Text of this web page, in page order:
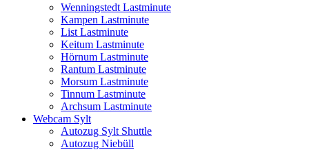
Wenningstedt Lastminute
Kampen Lastminute
List Lastminute
Keitum Lastminute
Hörnum Lastminute
Rantum Lastminute
Morsum Lastminute
Tinnum Lastminute
Archsum Lastminute
Webcam Sylt
Autozug Sylt Shuttle
Autozug Niebüll